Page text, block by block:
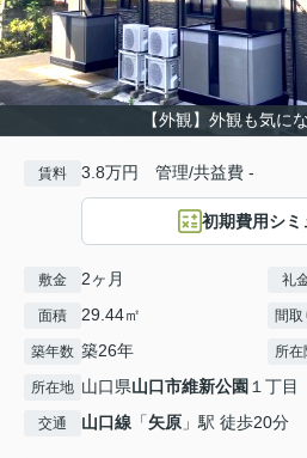
【外観】外観も気に
賃料 3.8万円 管理/共益費 -
初期費用シ
敷金 2ヶ月 礼
面積 29.44㎡ 間取
築年数 築26年 所在
所在地 山口県山口市維新公園 １丁目
交通 山口線 「矢原 」駅 徒歩20分